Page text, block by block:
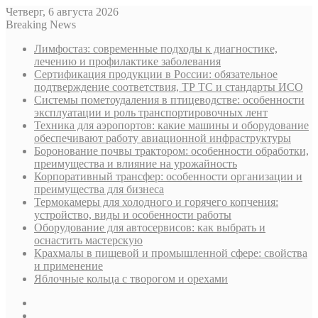
Четверг, 6 августа 2026
Breaking News
Лимфостаз: современные подходы к диагностике,
лечению и профилактике заболевания
Сертификация продукции в России: обязательное
подтверждение соответствия, ТР ТС и стандарты ИСО
Системы пометоудаления в птицеводстве: особенности
эксплуатации и роль транспортировочных лент
Техника для аэропортов: какие машины и оборудование
обеспечивают работу авиационной инфраструктуры
Боронование почвы трактором: особенности обработки,
преимущества и влияние на урожайность
Корпоративный трансфер: особенности организации и
преимущества для бизнеса
Термокамеры для холодного и горячего копчения:
устройство, виды и особенности работы
Оборудование для автосервисов: как выбрать и
оснастить мастерскую
Крахмалы в пищевой и промышленной сфере: свойства
и применение
Яблочные кольца с творогом и орехами